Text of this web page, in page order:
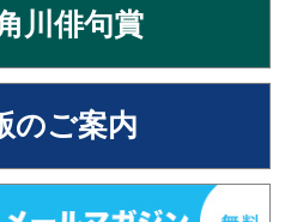
川俳句賞
のご案内